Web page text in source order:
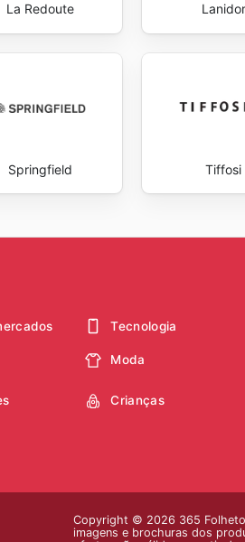
La Redoute Lanidor
Springfield Tiffosi
Tecnologia
Moda
Crianças
Copyright © 2026 365
imagens e brochuras dos